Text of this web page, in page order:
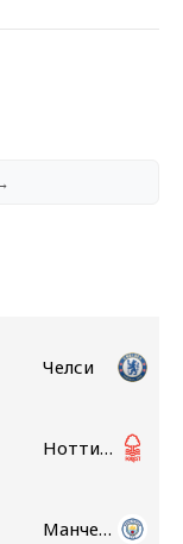
Челси
Ноттингем Форест
Манчестер Сити